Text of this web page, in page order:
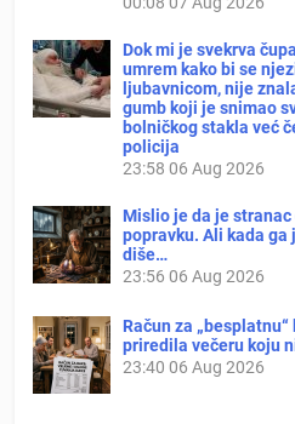
Dok mi je svekrva
umrem kako bi se
ljubavnicom, nije
gumb koji je snimao
bolničkog stakla već
policija
23:58 06 Aug 2026
Mislio je da je
popravku. Ali kada ga
diše…
23:56 06 Aug 2026
Račun za
priredila večeru koju
23:40 06 Aug 2026